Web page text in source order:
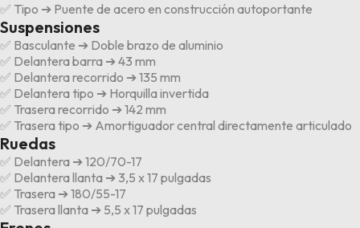
✅ Tipo ➔ Puente de acero en construcción autoportante
Suspensiones
✅ Basculante ➔ Doble brazo de aluminio
✅ Delantera barra ➔ 43 mm
✅ Delantera recorrido ➔ 135 mm
✅ Delantera tipo ➔ Horquilla invertida
✅ Trasera recorrido ➔ 142 mm
✅ Trasera tipo ➔ Amortiguador central directamente articulado
Ruedas
✅ Delantera ➔ 120/70-17
✅ Delantera llanta ➔ 3,5 x 17 pulgadas
✅ Trasera ➔ 180/55-17
✅ Trasera llanta ➔ 5,5 x 17 pulgadas